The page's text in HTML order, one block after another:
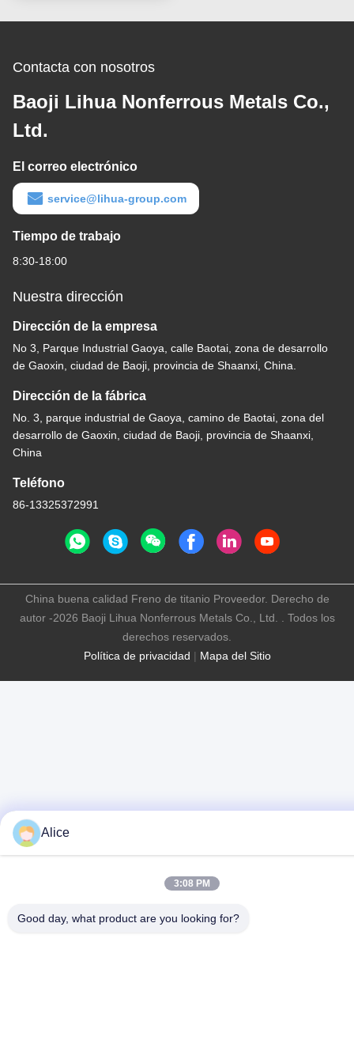
Contacta con nosotros
Baoji Lihua Nonferrous Metals Co.,
Ltd.
El correo electrónico
service@lihua-group.com
Tiempo de trabajo
8:30-18:00
Nuestra dirección
Dirección de la empresa
No 3, Parque Industrial Gaoya, calle Baotai, zona de desarrollo
de Gaoxin, ciudad de Baoji, provincia de Shaanxi, China.
Dirección de la fábrica
No. 3, parque industrial de Gaoya, camino de Baotai, zona del
desarrollo de Gaoxin, ciudad de Baoji, provincia de Shaanxi,
China
Teléfono
86-13325372991
Política de privacidad | Mapa del Sitio
China buena calidad Freno de titanio Proveedor. Derecho de
autor -2026 Baoji Lihua Nonferrous Metals Co., Ltd. . Todos los
derechos reservados.
Alice
3:08 PM
Good day, what product are you looking for?